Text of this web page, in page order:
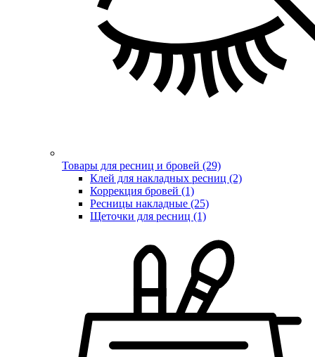
Товары для ресниц и бровей (29)
Клей для накладных ресниц (2)
Коррекция бровей (1)
Ресницы накладные (25)
Щеточки для ресниц (1)